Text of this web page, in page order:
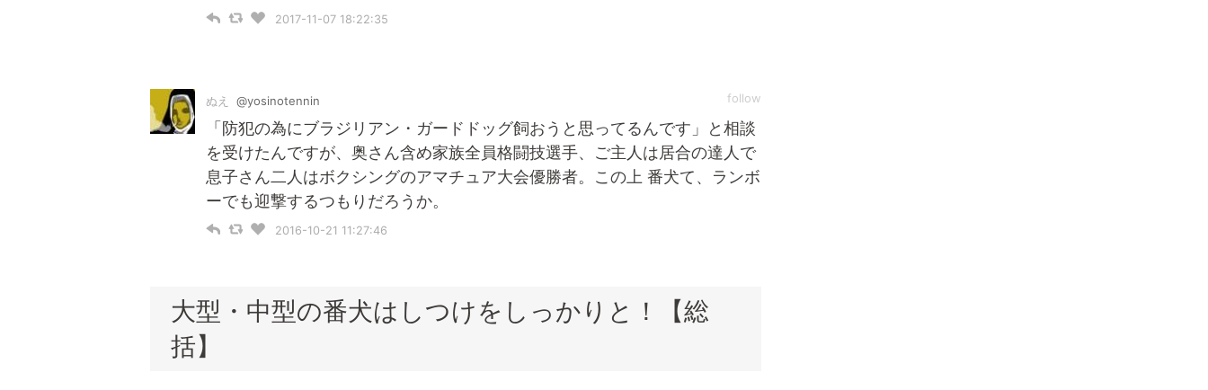
2017-11-07 18:22:35
ぬえ @yosinotennin follow
「防犯の為にブラジリアン・ガードドッグ飼おうと思ってるんです」と相談
を受けたんですが、奥さん含め家族全員格闘技選手、ご主人は居合の達人で
息子さん二人はボクシングのアマチュア大会優勝者。この上 番犬て、ランボ
ーでも迎撃するつもりだろうか。
2016-10-21 11:27:46
大型・中型の番犬はしつけをしっかりと！【総
括】